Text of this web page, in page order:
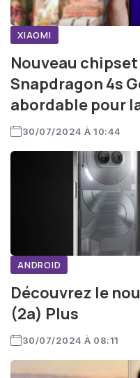
XIAOMI
Nouveau
Snapdragon 4s
abordable pour
30/07/2024 À 10:44
ANDROID
Découvrez le
(2a) Plus
30/07/2024 À 08:11